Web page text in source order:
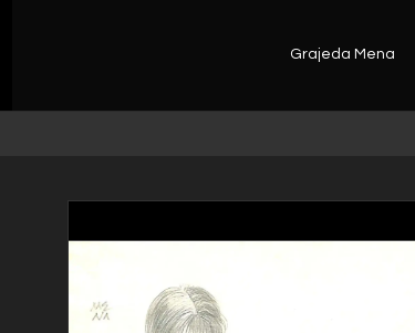
Grajeda Mena